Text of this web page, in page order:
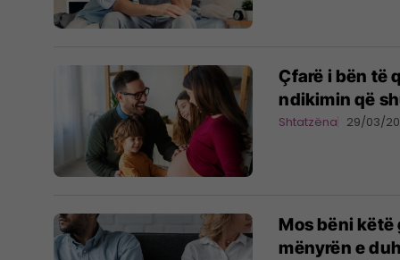
Çfarë i bën të
ndikimin që
Shtatzëna 29/03/
Mos bëni këtë
mënyrën e